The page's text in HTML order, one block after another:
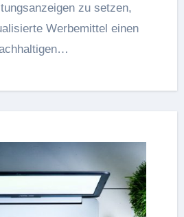
zu setzen,
Werbemittel einen